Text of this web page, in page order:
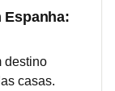
Espanha:
destino
casas.